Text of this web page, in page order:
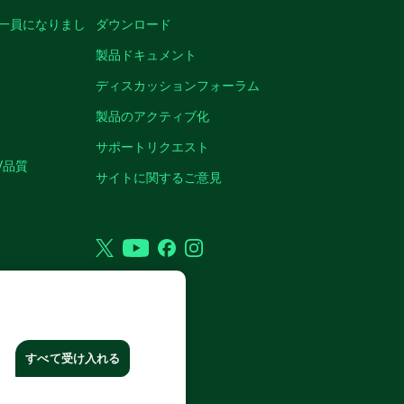
員になりまし
質
ダウンロード
製品ドキュメント
ディスカッションフォーラム
製品のアクティブ化
サポートリクエスト
サイトに関するご意見
TwitterYouTubeFacebookInstagram
すべて受け入れる